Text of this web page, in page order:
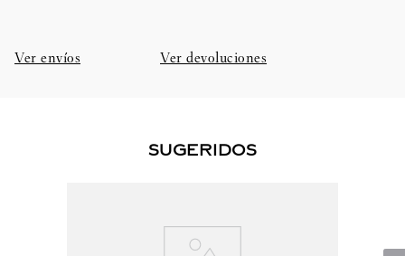
Ver envíos Ver devoluciones
SUGERIDOS